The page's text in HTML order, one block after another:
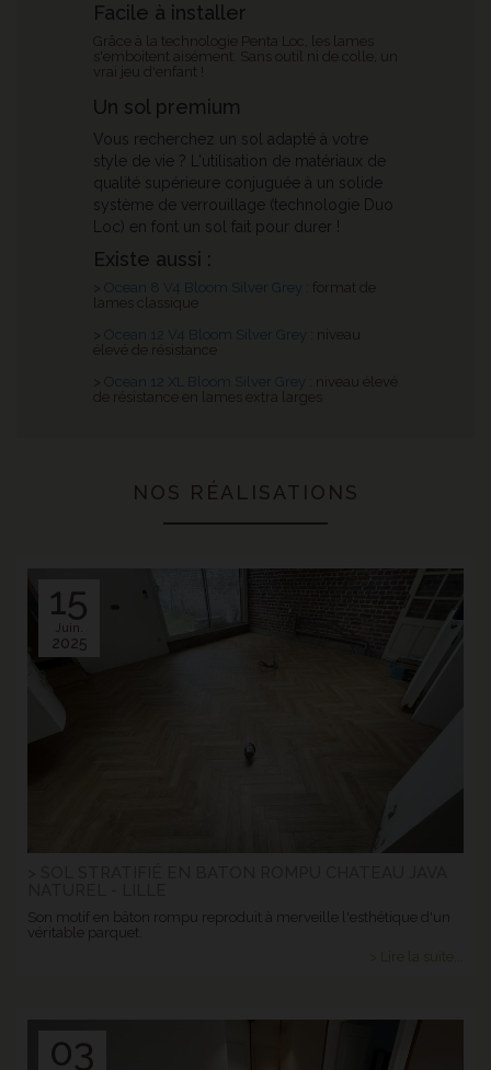
Facile à installer
Grâce à la technologie Penta Loc, les lames
s'emboitent aisément. Sans outil ni de colle, un
vrai jeu d'enfant !
Un sol premium
Vous recherchez un sol adapté à votre
style de vie ? L'utilisation de matériaux de
qualité supérieure conjuguée à un solide
système de verrouillage (technologie Duo
Loc) en font un sol fait pour durer !
Existe aussi :
> Ocean 8 V4 Bloom Silver Grey
: format de
lames classique
> Ocean 12 V4 Bloom Silver Grey
: niveau
élevé de résistance
> Ocean 12 XL Bloom Silver Grey
: niveau élevé
de résistance en lames extra larges
NOS RÉALISATIONS
15
Juin.
2025
Son motif en bâton rompu reproduit à merveille l'esthétique d'un
véritable parquet.
> Lire la suite...
03